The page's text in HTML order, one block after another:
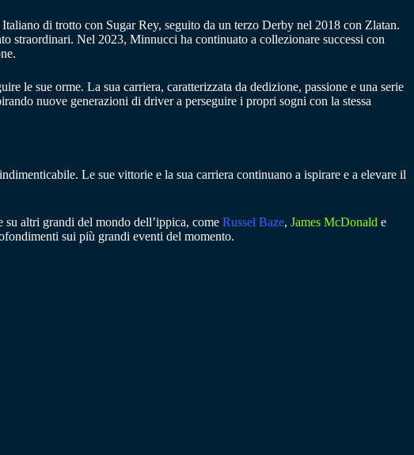
di trotto con Sugar Rey, seguito da un terzo Derby nel 2018 con Zlatan.
straordinari. Nel 2023, Minnucci ha continuato a collezionare successi con
le sue orme. La sua carriera, caratterizzata da dedizione, passione e una serie
nuove generazioni di driver a perseguire i propri sogni con la stessa
Le sue vittorie e la sua carriera continuano a ispirare e a elevare il
su altri grandi del mondo dell’ippica, come Russel Baze, James McDonald e
sui più grandi eventi del momento.